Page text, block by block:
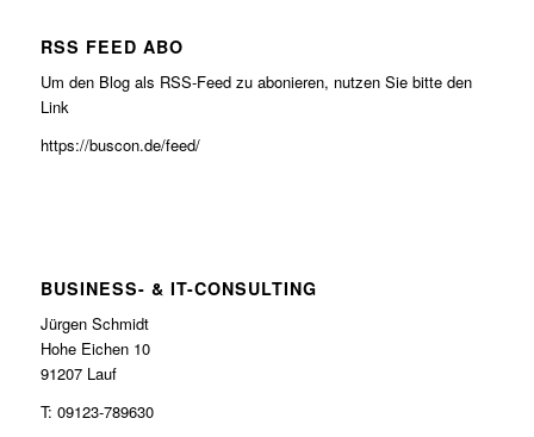
RSS FEED ABO
Um den Blog als RSS-Feed zu abonieren, nutzen Sie bitte den
Link
https://buscon.de/feed/
BUSINESS- & IT-CONSULTING
Jürgen Schmidt
Hohe Eichen 10
91207 Lauf
T: 09123-789630